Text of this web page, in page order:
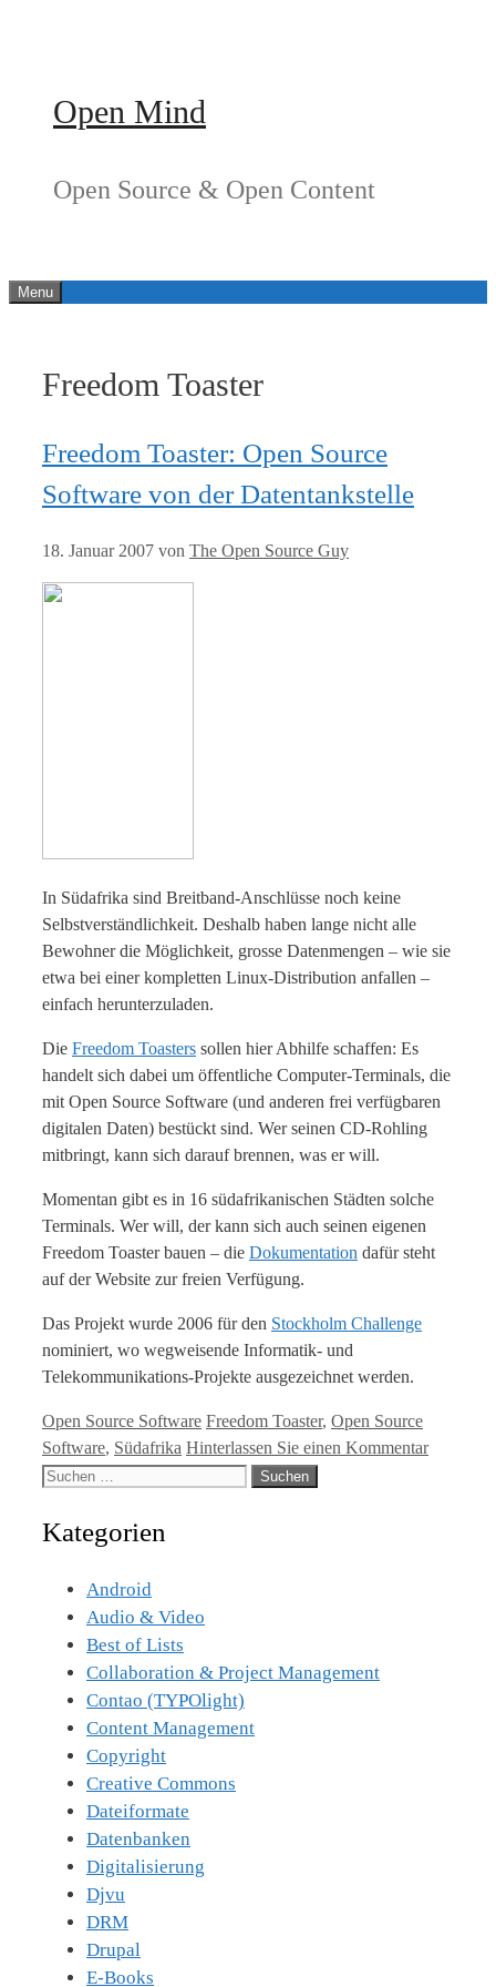
Open Mind
Open Source & Open Content
Menu
Freedom Toaster
Freedom Toaster: Open Source
Software von der Datentankstelle
18. Januar 2007 von The Open Source Guy
In Südafrika sind Breitband-Anschlüsse noch keine
Selbstverständlichkeit. Deshalb haben lange nicht alle
Bewohner die Möglichkeit, grosse Datenmengen – wie sie
etwa bei einer kompletten Linux-Distribution anfallen –
einfach herunterzuladen.
Die Freedom Toasters sollen hier Abhilfe schaffen: Es
handelt sich dabei um öffentliche Computer-Terminals, die
mit Open Source Software (und anderen frei verfügbaren
digitalen Daten) bestückt sind. Wer seinen CD-Rohling
mitbringt, kann sich darauf brennen, was er will.
Momentan gibt es in 16 südafrikanischen Städten solche
Terminals. Wer will, der kann sich auch seinen eigenen
Freedom Toaster bauen – die Dokumentation dafür steht
auf der Website zur freien Verfügung.
Das Projekt wurde 2006 für den Stockholm Challenge
nominiert, wo wegweisende Informatik- und
Telekommunikations-Projekte ausgezeichnet werden.
Kategorien
Open Source Software Tags
Freedom Toaster, Open Source
Software, Südafrika Hinterlassen Sie einen Kommentar
Suche
Kategorien
Android
Audio & Video
Best of Lists
Collaboration & Project Management
Contao (TYPOlight)
Content Management
Copyright
Creative Commons
Dateiformate
Datenbanken
Digitalisierung
Djvu
DRM
Drupal
E-Books